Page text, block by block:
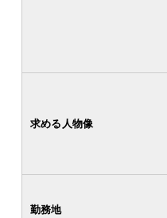
求める人物像
勤務地